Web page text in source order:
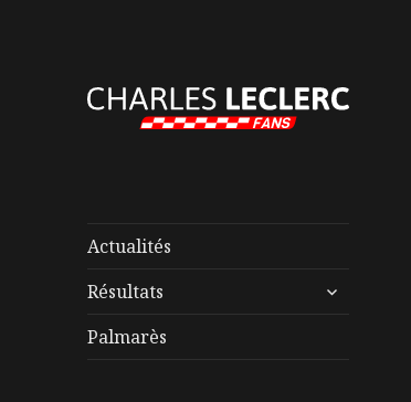
Actualités
Résultats
ouvrir
Palmarès